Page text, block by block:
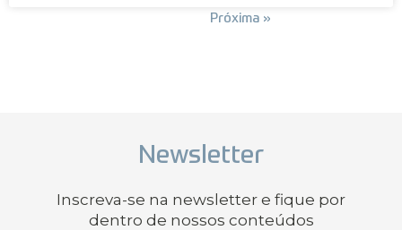
Próxima »
Newsletter
Inscreva-se na newsletter e fique por
dentro de nossos conteúdos